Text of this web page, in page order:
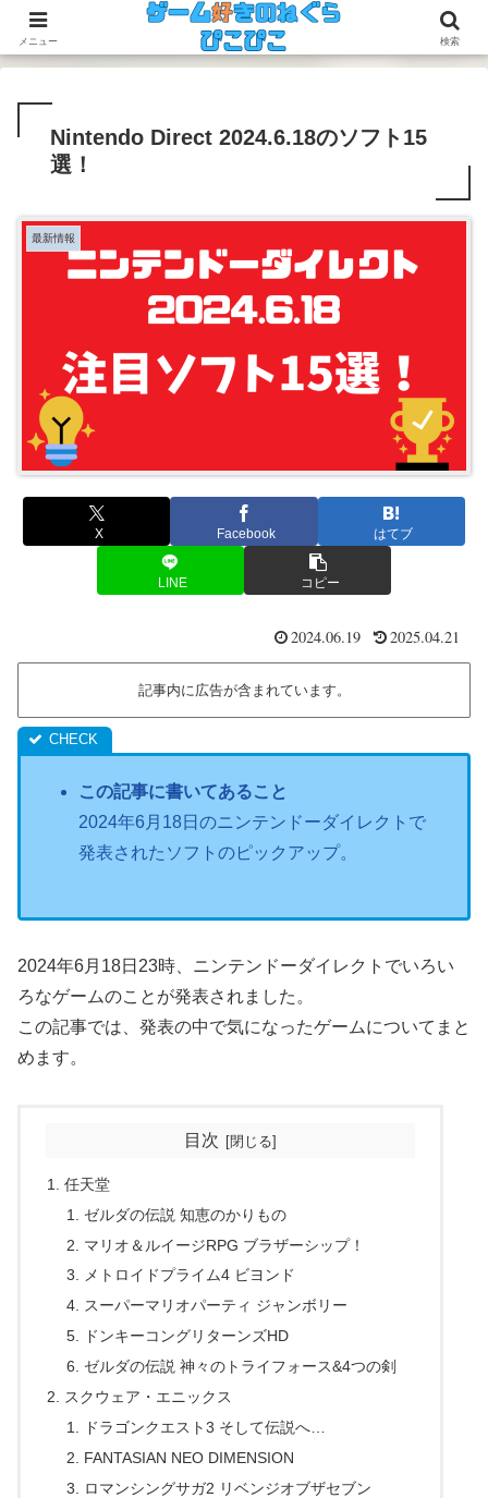
今のゲームも昔のゲームも面白い！
Nintendo Direct 2024.6.18のソフト15
選！
最新情報
X Facebook はてブ
LINE コピー
2024.06.19 2025.04.21
記事内に広告が含まれています。
この記事に書いてあること
2024年6月18日のニンテンドーダイレクトで
発表されたソフトのピックアップ。
2024年6月18日23時、ニンテンドーダイレクトでいろい
ろなゲームのことが発表されました。
この記事では、発表の中で気になったゲームについてまと
めます。
目次
任天堂
ゼルダの伝説 知恵のかりもの
マリオ＆ルイージRPG ブラザーシップ！
メトロイドプライム4 ビヨンド
スーパーマリオパーティ ジャンボリー
ドンキーコングリターンズHD
ゼルダの伝説 神々のトライフォース&4つの剣
スクウェア・エニックス
ドラゴンクエスト3 そして伝説へ…
FANTASIAN NEO DIMENSION
ロマンシングサガ2 リベンジオブザセブン
メニュー 検索